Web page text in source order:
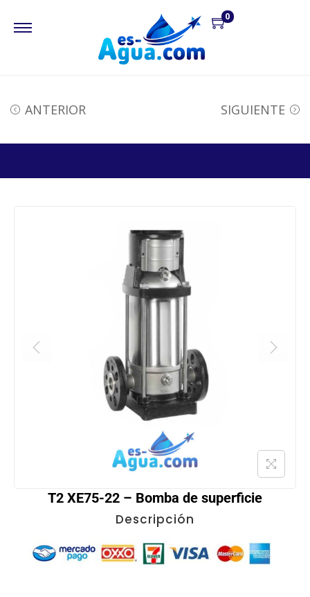
0
ANTERIOR SIGUIENTE
T2 XE75-22 – Bomba de superficie
Descripción